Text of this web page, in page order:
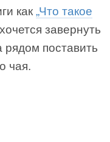
как „Что такое
хочется завернуть
рядом поставить
чая.